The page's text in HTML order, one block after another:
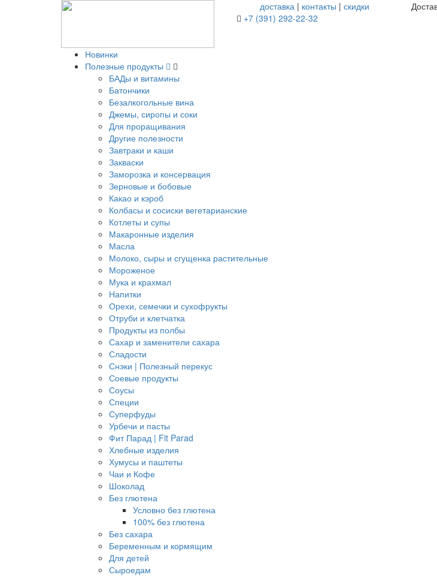
доставка | контакты |скидки
+7 (391) 292-22-32
Новинки
Полезные продукты
БАДы и витамины
Батончики
Безалкогольные вина
Джемы, сиропы и соки
Для проращивания
Другие полезности
Завтраки и каши
Закваски
Заморозка и консервация
Зерновые и бобовые
Какао и кэроб
Колбасы и сосиски вегетарианские
Котлеты и супы
Макаронные изделия
Масла
Молоко, сыры и сгущенка растительные
Мороженое
Мука и крахмал
Напитки
Орехи, семечки и сухофрукты
Отруби и клетчатка
Продукты из полбы
Сахар и заменители сахара
Сладости
Снэки | Полезный перекус
Соевые продукты
Соусы
Специи
Суперфуды
Урбечи и пасты
Фит Парад | Fit Parad
Хлебные изделия
Хумусы и паштеты
Чаи и Кофе
Шоколад
Без глютена
Условно без глютена
100% без глютена
Без сахара
Беременным и кормящим
Для детей
Сыроедам